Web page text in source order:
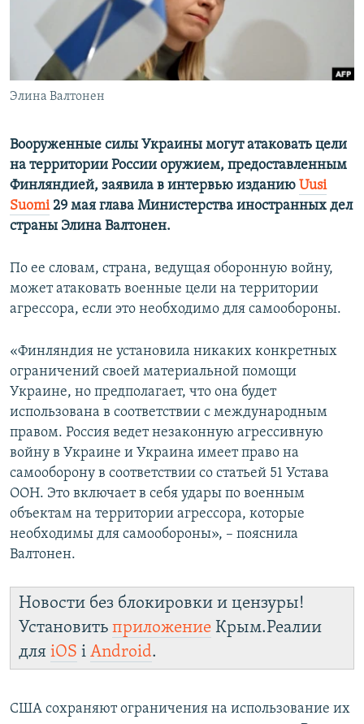
ПОБЕДИТЕЛЕЙ НЕ СУДЯТ?
КРЫМ.НЕПОКОРЕННЫЙ
ELIFBE
УКРАИНСКАЯ ПРОБЛЕМА КРЫМА
ПРИСОЕДИНЯЙТЕСЬ!
Элина Валтонен
Вооруженные силы Украины могут атаковать цели
на территории России оружием, предоставленным
Финляндией, заявила в интервью изданию Uusi
Suomi29 мая глава Министерства иностранных дел
страны Элина Валтонен.
По ее словам, страна, ведущая оборонную войну,
может атаковать военные цели на территории
агрессора, если это необходимо для самообороны.
«Финляндия не установила никаких конкретных
ограничений своей материальной помощи
Украине, но предполагает, что она будет
использована в соответствии с международным
правом. Россия ведет незаконную агрессивную
войну в Украине и Украина имеет право на
самооборону в соответствии со статьей 51 Устава
ООН. Это включает в себя удары по военным
объектам на территории агрессора, которые
необходимы для самообороны», – пояснила
Валтонен.
Новости без блокировки и цензуры!
Установить приложение Крым.Реалии
для iOS і Android.
США сохраняют ограничения на использование их